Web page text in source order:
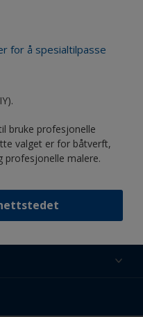
for å spesialtilpasse
bruke profesjonelle
valget er for båtverft,
profesjonelle malere.